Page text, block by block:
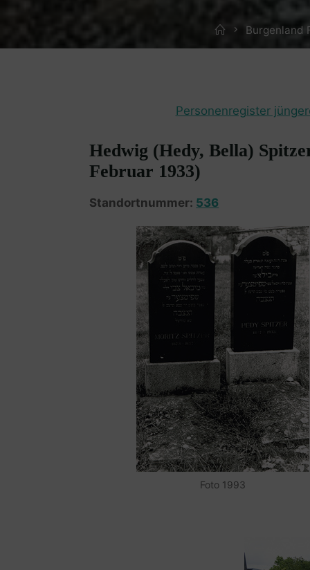
HomeBurgenland
Personenregister
Hedwig (Hedy, Bella)
Februar 1933)
Standortnummer: 536
Foto 1993